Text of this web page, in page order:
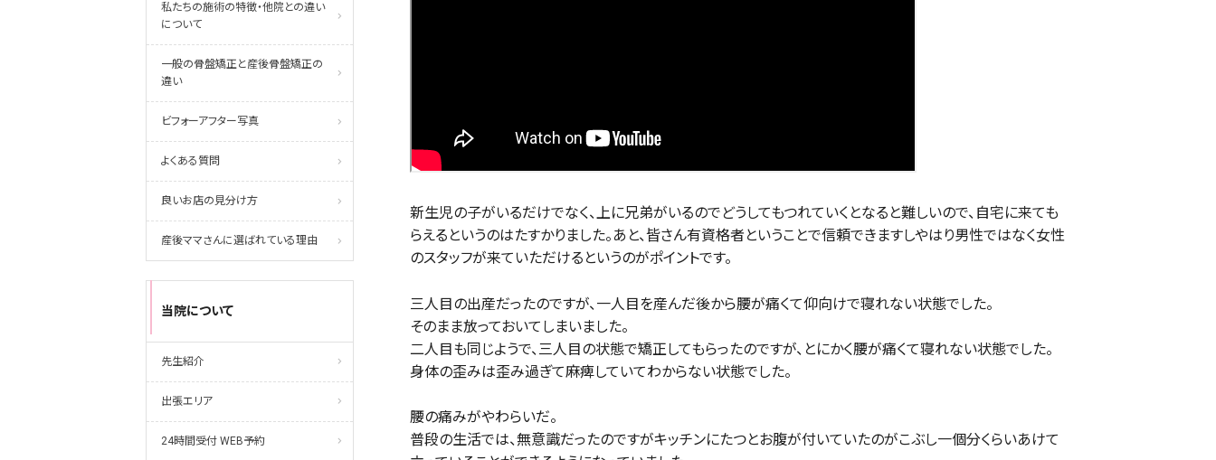
新生児の子がいるだけでなく、上に兄弟がいるのでどうしてもつれていくとなると難しいので、自宅に来ても
らえるというのはたすかりました。あと、皆さん有資格者ということで信頼できますしやはり男性ではなく女性
のスタッフが来ていただけるというのがポイントです。
三人目の出産だったのですが、一人目を産んだ後から腰が痛くて仰向けで寝れない状態でした。
そのまま放っておいてしまいました。
二人目も同じようで、三人目の状態で矯正してもらったのですが、とにかく腰が痛くて寝れない状態でした。
身体の歪みは歪み過ぎて麻痺していてわからない状態でした。
腰の痛みがやわらいだ。
普段の生活では、無意識だったのですがキッチンにたつとお腹が付いていたのがこぶし一個分くらいあけて
私たちの施術の特徴・他院との違い
について
一般の骨盤矯正と産後骨盤矯正の
違い
ビフォーアフター写真
よくある質問
良いお店の見分け方
産後ママさんに選ばれている理由
当院について
先生紹介
出張エリア
24時間受付 WEB予約